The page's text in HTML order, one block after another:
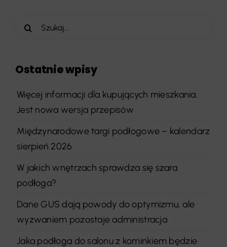
Szukaj
Ostatnie wpisy
Więcej informacji dla kupujących mieszkania.
Jest nowa wersja przepisów
Międzynarodowe targi podłogowe – kalendarz
sierpień 2026
W jakich wnętrzach sprawdza się szara
podłoga?
Dane GUS dają powody do optymizmu, ale
wyzwaniem pozostaje administracja
Jaka podłoga do salonu z kominkiem będzie